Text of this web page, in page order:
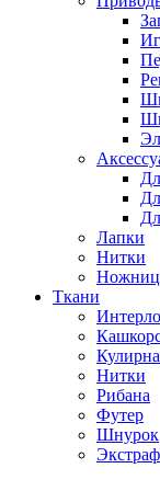
Лапки
Нитки
Ткани
Нитки
Рибана
Футер
Шнурок